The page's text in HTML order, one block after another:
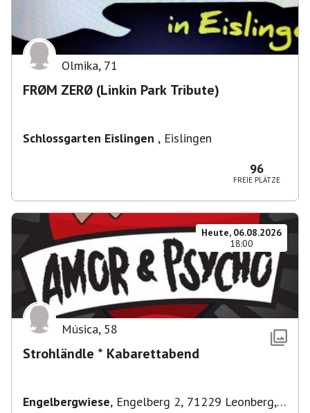
Olmika, 71
FRØM ZERØ (Linkin Park Tribute)
Schlossgarten Eislingen , Eislingen
96
FREIE PLÄTZE
Heute, 06.08.2026
18:00
Música, 58
Strohländle * Kabarettabend
Engelbergwiese, Engelberg 2, 71229 Leonberg,